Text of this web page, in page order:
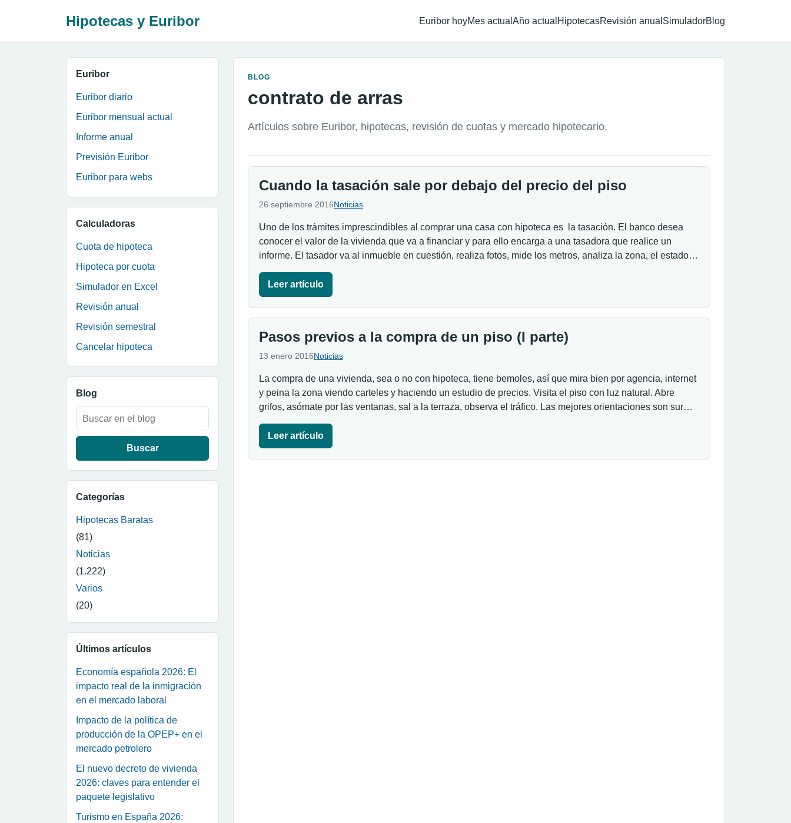
Hipotecas y Euribor Euribor hoyMes actual Año actual HipotecasRevisión anual SimuladorBlog
Euribor
Euribor diario
Euribor mensual actual
Informe anual
Previsión Euribor
Euribor para webs
Calculadoras
Cuota de hipoteca
Hipoteca por cuota
Simulador en Excel
Revisión anual
Revisión semestral
Cancelar hipoteca
Blog
Buscar:
Categorías
Hipotecas Baratas
(81)
Noticias
(1.222)
Varios
(20)
Últimos artículos
Economía española 2026: El
impacto real de la inmigración
en el mercado laboral
Impacto de la política de
producción de la OPEP+ en el
mercado petrolero
El nuevo decreto de vivienda
2026: claves para entender el
paquete legislativo
Turismo en España 2026:
BLOG
contrato de arras
Artículos sobre Euribor, hipotecas, revisión de cuotas y mercado hipotecario.
Cuando la tasación sale por debajo del precio del piso
26 septiembre 2016Noticias
Uno de los trámites imprescindibles al comprar una casa con hipoteca es la tasación. El banco desea
conocer el valor de la vivienda que va a financiar y para ello encarga a una tasadora que realice un
informe. El tasador va al inmueble en cuestión, realiza fotos, mide los metros, analiza la zona, el estado…
Leer artículo
Pasos previos a la compra de un piso (I parte)
13 enero 2016Noticias
La compra de una vivienda, sea o no con hipoteca, tiene bemoles, así que mira bien por agencia, internet
y peina la zona viendo carteles y haciendo un estudio de precios. Visita el piso con luz natural. Abre
grifos, asómate por las ventanas, sal a la terraza, observa el tráfico. Las mejores orientaciones son sur…
Leer artículo